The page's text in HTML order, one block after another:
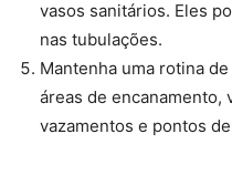
vasos sanitários. Eles
nas tubulações.
Mantenha uma rotina
áreas de encanamento,
vazamentos e pontos